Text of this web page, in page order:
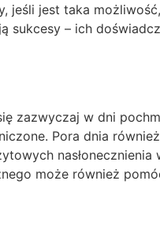
jeśli jest taka
– ich
zazwyczaj w dni
Pora dnia
może również